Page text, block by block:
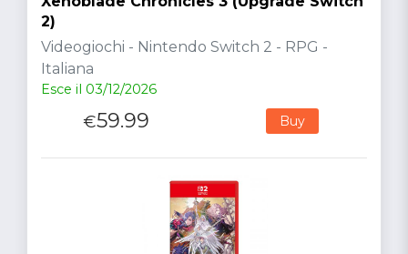
2)
Videogiochi - Nintendo Switch 2 - RPG -
Italiana
Esce il 03/12/2026
€59.99 Buy